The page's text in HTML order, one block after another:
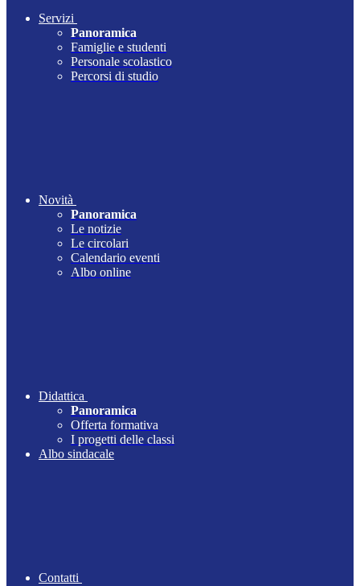
Servizi
Panoramica
Famiglie e studenti
Personale scolastico
Percorsi di studio
Novità
Panoramica
Le notizie
Le circolari
Calendario eventi
Albo online
Didattica
Panoramica
Offerta formativa
I progetti delle classi
Albo sindacale
Contatti